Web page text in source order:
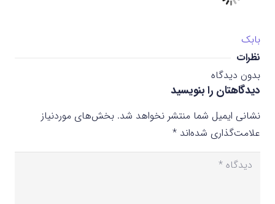
بابک
نظرات
بدون دیدگاه
دیدگاهتان را بنویسید
نشانی ایمیل شما منتشر نخواهد شد. بخش‌های موردنیاز
علامت‌گذاری شده‌اند *